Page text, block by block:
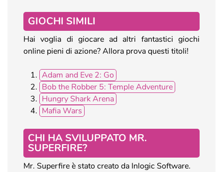
GIOCHI SIMILI
Hai voglia di giocare ad altri fantastici giochi
online pieni di azione? Allora prova questi titoli!
Adam and Eve 2: Go
Bob the Robber 5: Temple Adventure
Hungry Shark Arena
Mafia Wars
CHI HA SVILUPPATO MR.
SUPERFIRE?
Mr. Superfire è stato creato da Inlogic Software.